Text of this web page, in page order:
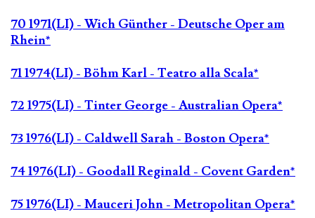
70 1971(LI) - Wich Günther - Deutsche Oper am
Rhein*
71 1974(LI) - Böhm Karl - Teatro alla Scala*
72 1975(LI) - Tinter George - Australian Opera*
73 1976(LI) - Caldwell Sarah - Boston Opera*
74 1976(LI) - Goodall Reginald - Covent Garden*
75 1976(LI) - Mauceri John - Metropolitan Opera*